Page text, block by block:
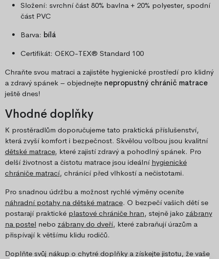
Složení: svrchní část 80% bavlna + 20% polyester, spodní
část PVC
Barva: bílá
Certifikát: OEKO-TEX® Standard 100
Chraňte svou matraci a zajistěte hygienické prostředí pro klidný
a zdravý spánek – objednejte nepropustný chránič matrace
ještě dnes!
Vhodné doplňky
K prostěradlům doporučujeme tato praktická příslušenství,
která zvyší komfort i bezpečnost. Skvělou volbou jsou kvalitní
dětské matrace, které zajistí zdravý a pohodlný spánek. Pro
delší životnost a čistotu matrace jsou ideální hygienické
chrániče matrací, chránící před vlhkostí a nečistotami.
Pro snadnou údržbu a možnost rychlé výměny oceníte
náhradní potahy na dětské matrace. O bezpečí vašich dětí se
postarají praktické plastové chrániče hran, stejně jako zábrany
na postel nebo zábrany do dveří, které zabraňují úrazům a
přispívají k většímu klidu rodičů.
Doplňte svůj nákup o chytré doplňky a získejte jistotu, že vaše